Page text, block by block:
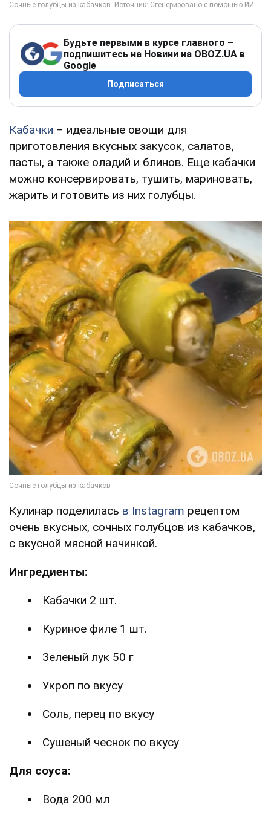
Будьте первыми в курсе главного –
подпишитесь на Новини на OBOZ.UA в
Google
Подписаться
Кабачки – идеальные овощи для
приготовления вкусных закусок, салатов,
пасты, а также оладий и блинов. Еще кабачки
можно консервировать, тушить, мариновать,
жарить и готовить из них голубцы.
Кулинар поделилась в Instagram рецептом
очень вкусных, сочных голубцов из кабачков,
с вкусной мясной начинкой.
Ингредиенты:
Кабачки 2 шт.
Куриное филе 1 шт.
Зеленый лук 50 г
Укроп по вкусу
Соль, перец по вкусу
Сушеный чеснок по вкусу
Для соуса:
Вода 200 мл